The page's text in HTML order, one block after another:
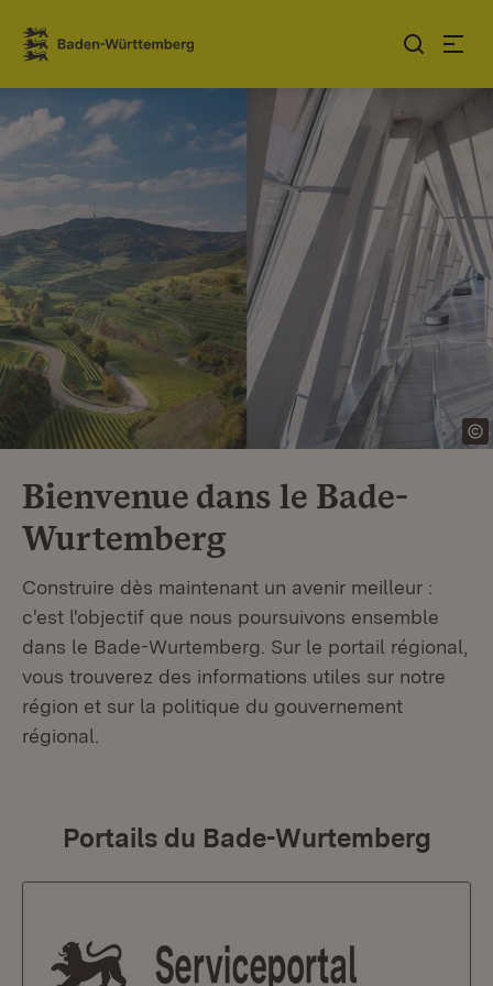
Sauter au contenu
Link zur Startseite
Bienvenue dans le Bade-
Wurtemberg
Construire dès maintenant un avenir meilleur :
c'est l'objectif que nous poursuivons ensemble
dans le Bade-Wurtemberg. Sur le portail régional,
vous trouverez des informations utiles sur notre
région et sur la politique du gouvernement
régional.
Portails du Bade-Wurtemberg